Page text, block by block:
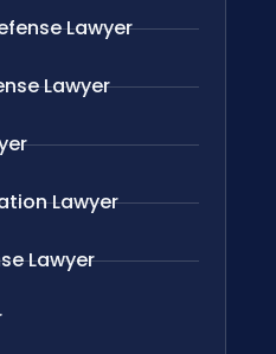
Lawyer
Lawyer
Lawyer
Lawyer